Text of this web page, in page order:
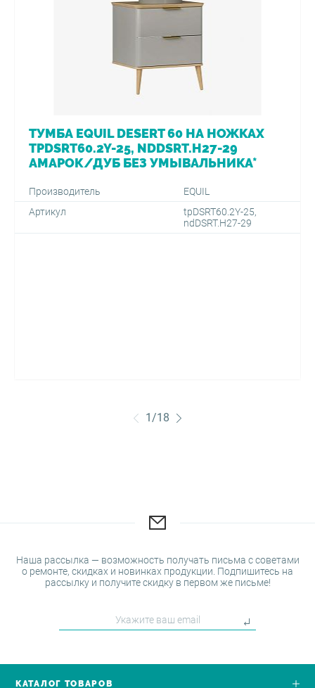
ТУМБА EQUIL DESERT 60 НА НОЖКАХ
TPDSRT60.2Y-25, NDDSRT.H27-29
АМАРОК/ДУБ БЕЗ УМЫВАЛЬНИКА*
Производитель
EQUIL
Артикул
tpDSRT60.2Y-25,
ndDSRT.H27-29
1/18
Наша рассылка — возможность получать письма с советами
о ремонте, скидках и новинках продукции. Подпишитесь на
рассылку и получите скидку в первом же письме!
КАТАЛОГ ТОВАРОВ